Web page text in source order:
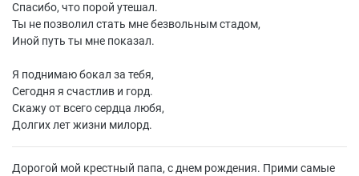
Спасибо, что порой утешал.
Ты не позволил стать мне безвольным стадом,
Иной путь ты мне показал.
Я поднимаю бокал за тебя,
Сегодня я счастлив и горд.
Скажу от всего сердца любя,
Долгих лет жизни милорд.
Дорогой мой крестный папа, с днем рождения. Прими самые